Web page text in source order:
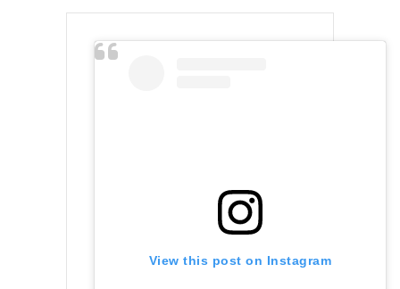
View this post on Instagram